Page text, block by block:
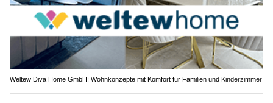
Weltew Diva Home GmbH: Wohnkonzepte mit Komfort für Familien und Kinderzimmer